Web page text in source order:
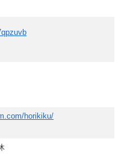
horikiku/